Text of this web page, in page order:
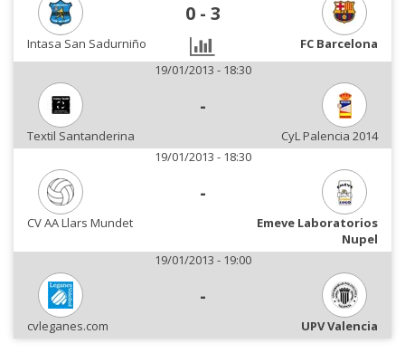
0 - 3
Intasa San Sadurniño
FC Barcelona
19/01/2013 - 18:30
-
Textil Santanderina
CyL Palencia 2014
19/01/2013 - 18:30
-
CV AA Llars Mundet
Emeve Laboratorios
Nupel
19/01/2013 - 19:00
-
cvleganes.com UPV Valencia